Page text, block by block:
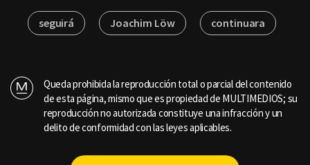
seguirá Joachim Löw continuara
Queda prohibida la reproducción total o parcial del contenido
de esta página, mismo que es propiedad de MULTIMEDIOS; su
reproducción no autorizada constituye una infracción y un
delito de conformidad con las leyes aplicables.